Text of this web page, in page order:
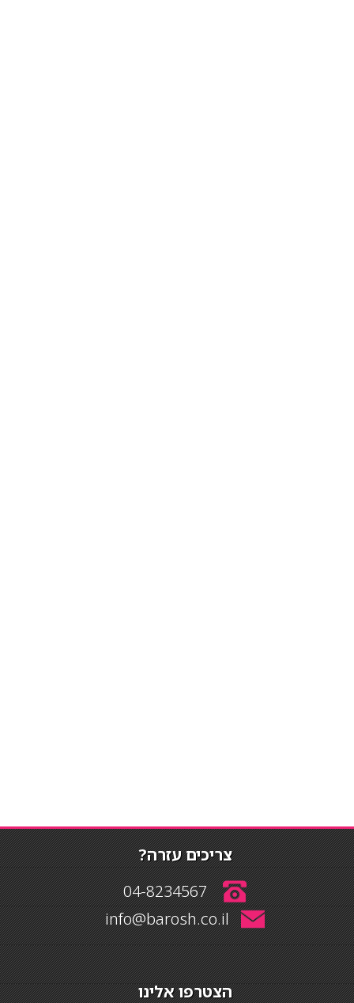
צריכים עזרה?
04-8234567
info@barosh.co.il
הצטרפו אלינו